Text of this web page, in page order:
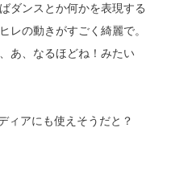
ダンスとか何かを表現する
レの動きがすごく綺麗で。
あ、なるほどね！みたい
ィアにも使えそうだと？